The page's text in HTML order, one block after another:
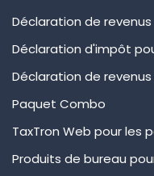
Déclaration de
Déclaration d'impôt
Déclaration de
Paquet Combo
TaxTron Web pour les
Produits de bureau